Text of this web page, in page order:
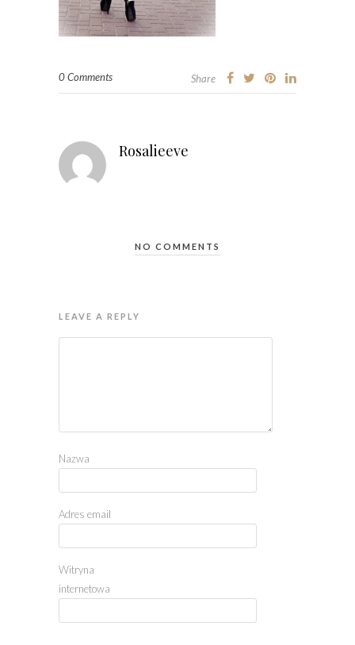
0 Comments Share
Rosalieeve
NO COMMENTS
LEAVE A REPLY
Nazwa
Adres email
Witryna
internetowa